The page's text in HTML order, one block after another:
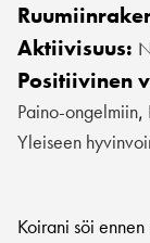
Aktiivisuus:
Positiivinen
Paino-ongelmiin,
Yleiseen
Koirani söi